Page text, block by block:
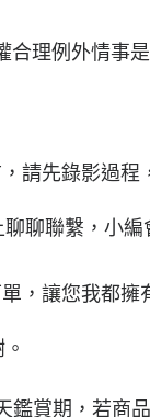
合理例外情事
請先錄影過程
聊聯繫，小編
，讓您我都擁
鑑賞期，若商